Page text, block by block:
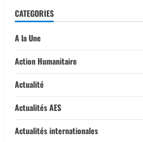
CATEGORIES
A la Une
Action Humanitaire
Actualité
Actualités AES
Actualités internationales